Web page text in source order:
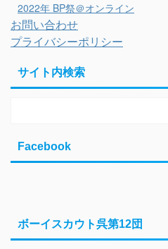
2022年 BP祭＠オンライン
お問い合わせ
プライバシーポリシー
サイト内検索
Facebook
ボーイスカウト呉第12団